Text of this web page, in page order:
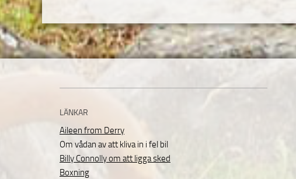
LÄNKAR
Aileen from Derry
Om vådan av att kliva in i fel bil
Billy Connolly om att ligga sked
Boxning